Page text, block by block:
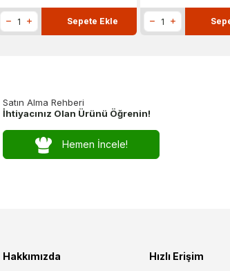
Sepete Ekle
Satın Alma Rehberi
İhtiyacınız Olan Ürünü Öğrenin!
Hemen İncele!
Hakkımızda Hızlı Erişim